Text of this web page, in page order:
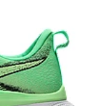
like cushioning
BLAST™.
a responsive